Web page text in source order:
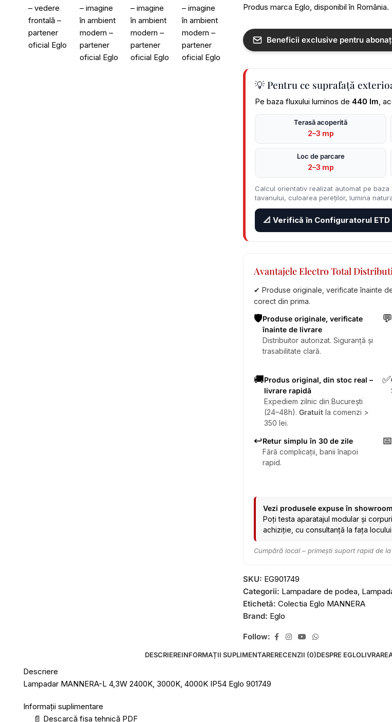
Produs marca Eglo, disponibil în România.
Beneficii exclusive pentru
💡 Pentru ce suprafață
Pe baza fluxului luminos de 440 lm ,
Terasă acoperită
2–3 mp
Loc de parcare
2–3 mp
Calcul orientativ realizat automat pe
tavanului, culoarea pereților, lumina
📐 Verifică în Configuratorul ETD
Avantajele Electro Total
✔ Produse originale, verificate înainte
corect din prima.
🛡️Produse originale, verificate
înainte de livrare
Distribuitor autorizat. Siguranță și
trasabilitate clară.
💬
🚚Produs original, din stoc real –
livrare rapidă
Expediem zilnic din București
(24–48h). Gratuit la comenzi >
350 lei.
✅
↩️Retur simplu în 30 de zile
Fără complicații, banii înapoi
rapid.
📅
Vezi produsele expuse în
Poți testa aparatajul modular și
achiziție, cu consultanță la fața locului.
Cumpără local – primești suport rapid de la
SKU: EG901749
Categorii: Lampadare de podea
Etichetă: Colectia Eglo MANNERA
Brand: Eglo
Follow:
DESCRIEREINFORMAȚII SUPLIMENTARERECENZII (0)DESPRE EGLO
Descriere
Lampadar MANNERA-L 4,3W 2400K, 3000K, 4000K IP54 Eglo 901749
Informații suplimentare
📄 Descarcă fișa tehnică PDF